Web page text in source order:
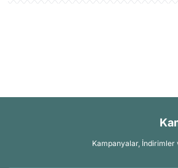
Kampanyalar, İndirimler